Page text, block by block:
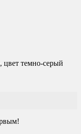
цвет темно-серый